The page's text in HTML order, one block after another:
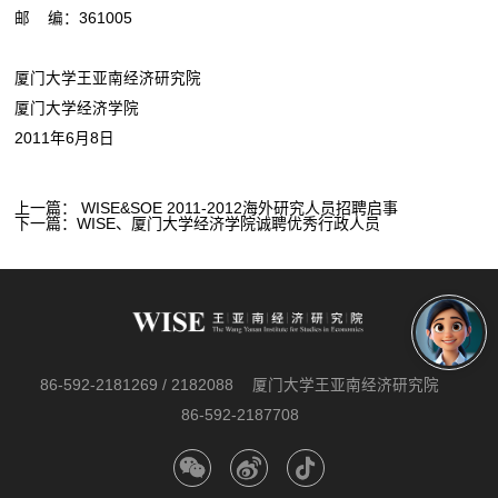
邮 编：361005
厦门大学王亚南经济研究院
厦门大学经济学院
2011年6月8日
上一篇： WISE&SOE 2011-2012海外研究人员招聘启事
下一篇： WISE、厦门大学经济学院诚聘优秀行政人员
86-592-2181269 / 2182088
厦门大学王亚南经济研究院
86-592-2187708